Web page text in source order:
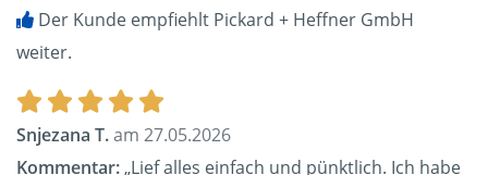
Der Kunde empfiehlt Pickard + Heffner GmbH
weiter.
Snjezana T.am 27.05.2026
Kommentar:„Lief alles einfach und pünktlich. Ich habe